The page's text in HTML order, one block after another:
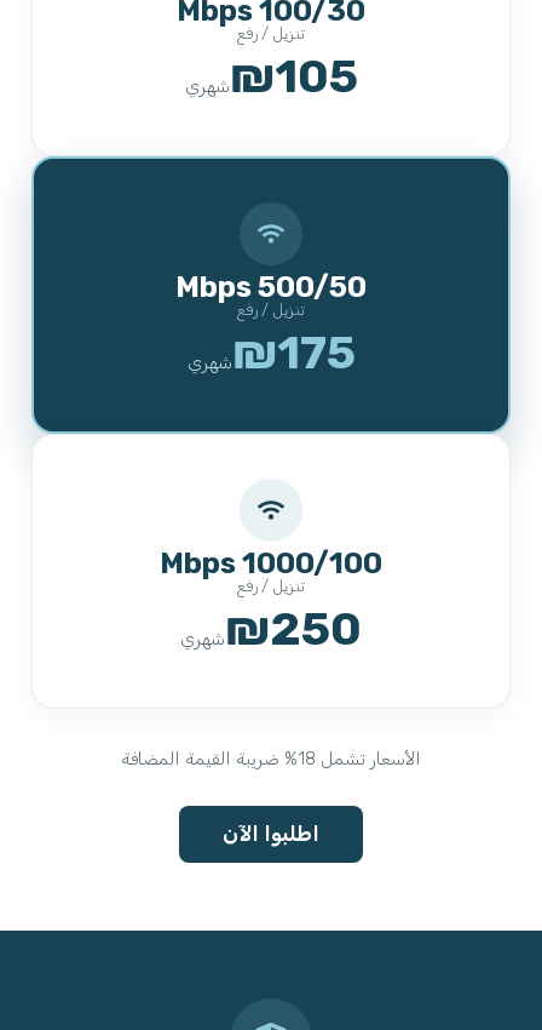
100/30 Mbps
تنزيل / رفع
₪105شهري
500/50 Mbps
تنزيل / رفع
₪175شهري
1000/100 Mbps
تنزيل / رفع
₪250شهري
الأسعار تشمل 18% ضريبة القيمة المضافة
اطلبوا الآن